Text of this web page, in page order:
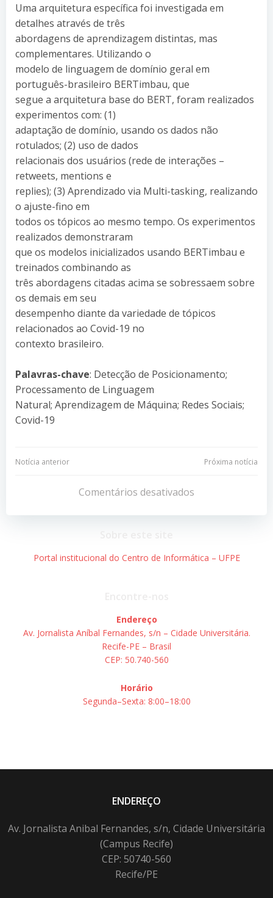
Uma arquitetura específica foi investigada em
detalhes através de três
abordagens de aprendizagem distintas, mas
complementares. Utilizando o
modelo de linguagem de domínio geral em
português-brasileiro BERTimbau, que
segue a arquitetura base do BERT, foram realizados
experimentos com: (1)
adaptação de domínio, usando os dados não
rotulados; (2) uso de dados
relacionais dos usuários (rede de interações –
retweets, mentions e
replies); (3) Aprendizado via Multi-tasking, realizando
o ajuste-fino em
todos os tópicos ao mesmo tempo. Os experimentos
realizados demonstraram
que os modelos inicializados usando BERTimbau e
treinados combinando as
três abordagens citadas acima se sobressaem sobre
os demais em seu
desempenho diante da variedade de tópicos
relacionados ao Covid-19 no
contexto brasileiro.
Palavras-chave: Detecção de Posicionamento;
Processamento de Linguagem
Natural; Aprendizagem de Máquina; Redes Sociais;
Covid-19
Navegação
Post
Notícia anterior
Navegação
de
Post
Próxima notícia
Comentários desativados
Portal institucional do Centro de Informática – UFPE
Endereço
Av. Jornalista Aníbal Fernandes, s/n – Cidade Universitária.
Recife-PE – Brasil
CEP: 50.740-560
Horário
Segunda–Sexta: 8:00–18:00
ENDEREÇO
Av. Jornalista Anibal Fernandes, s/n, Cidade Universitária
(Campus Recife)
CEP: 50740-560
Recife/PE